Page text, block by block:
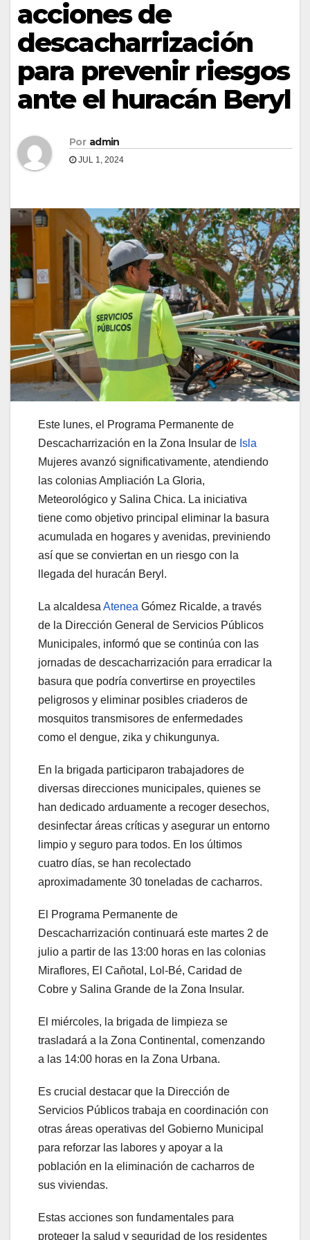
acciones de
descacharrización
para prevenir riesgos
ante el huracán Beryl
Por admin
JUL 1, 2024
Este lunes, el Programa Permanente de
Descacharrización en la Zona Insular de Isla
Mujeres avanzó significativamente, atendiendo
las colonias Ampliación La Gloria,
Meteorológico y Salina Chica. La iniciativa
tiene como objetivo principal eliminar la basura
acumulada en hogares y avenidas, previniendo
así que se conviertan en un riesgo con la
llegada del huracán Beryl.
La alcaldesa Atenea Gómez Ricalde, a través
de la Dirección General de Servicios Públicos
Municipales, informó que se continúa con las
jornadas de descacharrización para erradicar la
basura que podría convertirse en proyectiles
peligrosos y eliminar posibles criaderos de
mosquitos transmisores de enfermedades
como el dengue, zika y chikungunya.
En la brigada participaron trabajadores de
diversas direcciones municipales, quienes se
han dedicado arduamente a recoger desechos,
desinfectar áreas críticas y asegurar un entorno
limpio y seguro para todos. En los últimos
cuatro días, se han recolectado
aproximadamente 30 toneladas de cacharros.
El Programa Permanente de
Descacharrización continuará este martes 2 de
julio a partir de las 13:00 horas en las colonias
Miraflores, El Cañotal, Lol-Bé, Caridad de
Cobre y Salina Grande de la Zona Insular.
El miércoles, la brigada de limpieza se
trasladará a la Zona Continental, comenzando
a las 14:00 horas en la Zona Urbana.
Es crucial destacar que la Dirección de
Servicios Públicos trabaja en coordinación con
otras áreas operativas del Gobierno Municipal
para reforzar las labores y apoyar a la
población en la eliminación de cacharros de
sus viviendas.
Estas acciones son fundamentales para
proteger la salud y seguridad de los residentes